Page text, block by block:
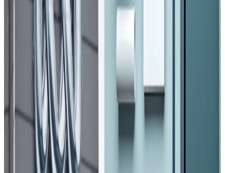
पुण्य धमला, काठमाडौं । पीसीआर परिक्षणको दायरा बढाएसँगै
नेपालमा कोरोना संक्रमितको संख्या ह्वात्तै बढ्न थालेको छ । मंगलबार
मात्रै नेपालमा एकै दिन ५७ जनामा कोरोना संक्रमण पुष्टि भएको
स्वास्थ्य तथा जनसंख्या मन्त्रालयले जानकारी दिएको छ । योसँगै
संक्रमितको संख्या १ सय ९१ पुगेको छ ।
स्वास्थ्य मन्त्रालयका प्रवक्ता डा. विकास देवकोटाका अनुसार पछिल्लो